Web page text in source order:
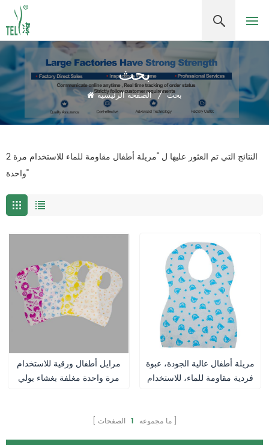
بحث
الصفحة الرئيسية / بحث
2 النتائج التي تم العثور عليها ل "مريلة أطفال مقاومة للماء للاستخدام مرة
واحدة"
مرايل أطفال ورقية للاستخدام
مرة واحدة مغلفة بغشاء بولي
مريلة أطفال عالية الجودة، عبوة
فردية مقاومة للماء، للاستخدام
ما مجموعه 1 الصفحات